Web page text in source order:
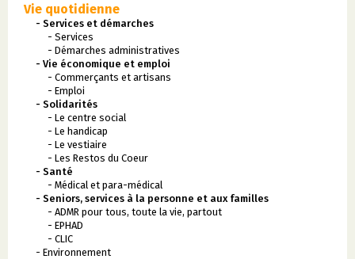
Vie quotidienne
- Services et démarches
- Services
- Démarches administratives
- Vie économique et emploi
- Commerçants et artisans
- Emploi
- Solidarités
- Le centre social
- Le handicap
- Le vestiaire
- Les Restos du Coeur
- Santé
- Médical et para-médical
- Seniors, services à la personne et aux familles
- ADMR pour tous, toute la vie, partout
- EPHAD
- CLIC
- Environnement